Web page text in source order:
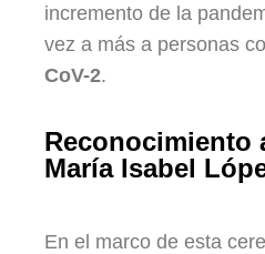
incremento de la
vez a más a personas
CoV-2.
Reconocimiento
María Isabel
En el marco de esta